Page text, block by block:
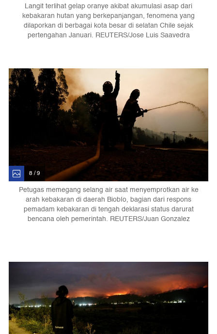
Langit terlihat gelap oranye akibat akumulasi asap dari
kebakaran hutan yang berkepanjangan, fenomena yang
dilaporkan di berbagai kota besar di selatan Chile sejak
pertengahan Januari. REUTERS/Jose Luis Saavedra
8 / 9
Petugas memegang selang air saat menyemprotkan air ke
arah kebakaran di daerah Biobío, bagian dari respons
pemadam kebakaran di tengah deklarasi status darurat
bencana oleh pemerintah. REUTERS/Juan Gonzalez